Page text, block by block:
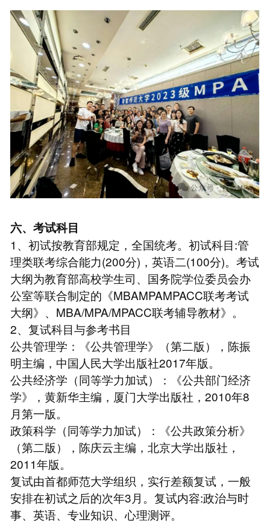
六、考试科目
1、初试按教育部规定，全国统考。初试科目:管
理类联考综合能力(200分)，英语二(100分)。考试
大纲为教育部高校学生司、国务院学位委员会办
公室等联合制定的《MBAMPAMPACC联考考试
大纲》、MBA/MPA/MPACC联考辅导教材》。
2、复试科目与参考书目
公共管理学：《公共管理学》（第二版），陈振
明主编，中国人民大学出版社2017年版。
公共经济学（同等学力加试）：《公共部门经济
学》，黄新华主编，厦门大学出版社，2010年8
月第一版。
政策科学（同等学力加试）：《公共政策分析》
（第二版），陈庆云主编，北京大学出版社，
2011年版。
复试由首都师范大学组织，实行差额复试，一般
安排在初试之后的次年3月。复试内容:政治与时
事、英语、专业知识、心理测评。